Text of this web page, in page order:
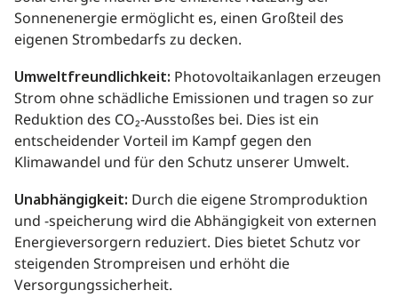
Sonnenenergie ermöglicht es, einen Großteil des
eigenen Strombedarfs zu decken.
Umweltfreundlichkeit: Photovoltaikanlagen erzeugen
Strom ohne schädliche Emissionen und tragen so zur
Reduktion des CO₂-Ausstoßes bei. Dies ist ein
entscheidender Vorteil im Kampf gegen den
Klimawandel und für den Schutz unserer Umwelt.
Unabhängigkeit: Durch die eigene Stromproduktion
und -speicherung wird die Abhängigkeit von externen
Energieversorgern reduziert. Dies bietet Schutz vor
steigenden Strompreisen und erhöht die
Versorgungssicherheit.